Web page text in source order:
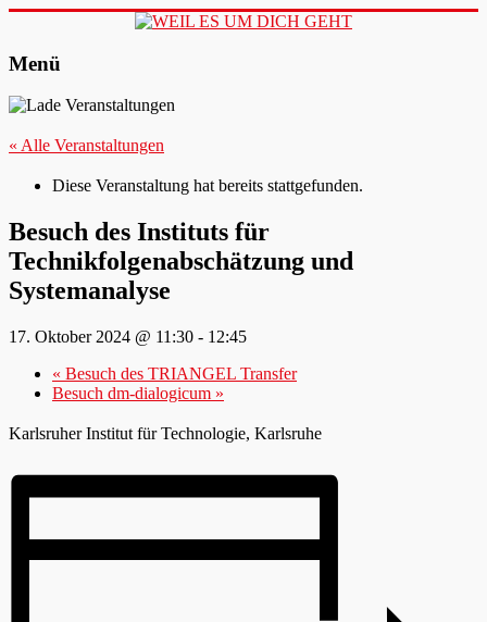
springen
Menü
« Alle Veranstaltungen
Diese Veranstaltung hat bereits stattgefunden.
Besuch des Instituts für
Technikfolgenabschätzung und
Systemanalyse
17. Oktober 2024 @ 11:30 - 12:45
« Besuch des TRIANGEL Transfer
Besuch dm-dialogicum »
Karlsruher Institut für Technologie, Karlsruhe